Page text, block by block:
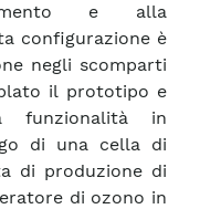
e alla
configurazione è
negli scomparti
il prototipo e
in
di una cella di
di produzione di
di ozono in